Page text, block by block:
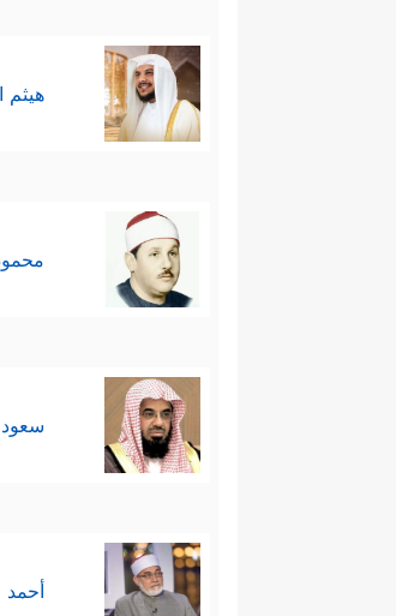
هيثم